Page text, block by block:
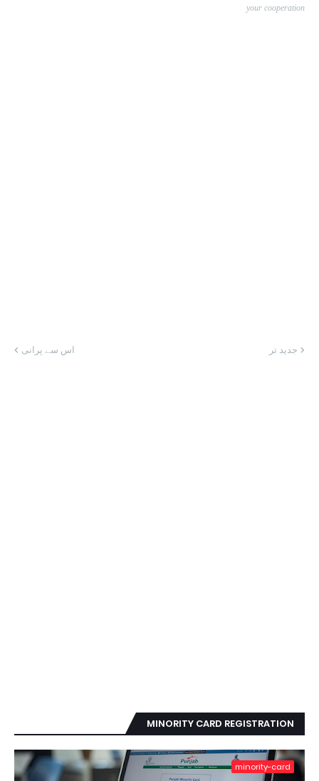
your cooperation
جدید تر اس سے پرانی
MINORITY CARD REGISTRATION
minority-card